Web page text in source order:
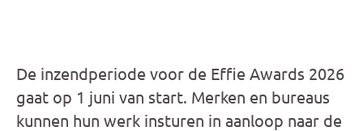
De inzendperiode voor de Effie Awards 2026
gaat op 1 juni van start. Merken en bureaus
kunnen hun werk insturen in aanloop naar de